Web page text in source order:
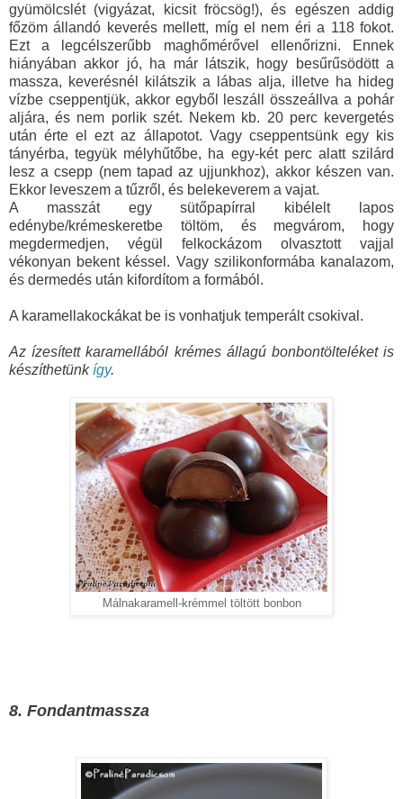
gyümölcslét (vigyázat, kicsit fröcsög!), és egészen addig
főzöm állandó keverés mellett, míg el nem éri a 118 fokot.
Ezt a legcélszerűbb maghőmérővel ellenőrizni. Ennek
hiányában akkor jó, ha már látszik, hogy besűrűsödött a
massza, keverésnél kilátszik a lábas alja, illetve ha hideg
vízbe cseppentjük, akkor egyből leszáll összeállva a pohár
aljára, és nem porlik szét. Nekem kb. 20 perc kevergetés
után érte el ezt az állapotot. Vagy cseppentsünk egy kis
tányérba, tegyük mélyhűtőbe, ha egy-két perc alatt szilárd
lesz a csepp (nem tapad az ujjunkhoz), akkor készen van.
Ekkor leveszem a tűzről, és belekeverem a vajat.
A masszát egy sütőpapírral kibélelt lapos
edénybe/krémeskeretbe töltöm, és megvárom, hogy
megdermedjen, végül felkockázom olvasztott vajjal
vékonyan bekent késsel. Vagy szilikonformába kanalazom,
és dermedés után kifordítom a formából.
A karamellakockákat be is vonhatjuk temperált csokival.
Az ízesített karamellából krémes állagú bonbontölteléket is
készíthetünk így.
Málnakaramell-krémmel töltött bonbon
8. Fondantmassza